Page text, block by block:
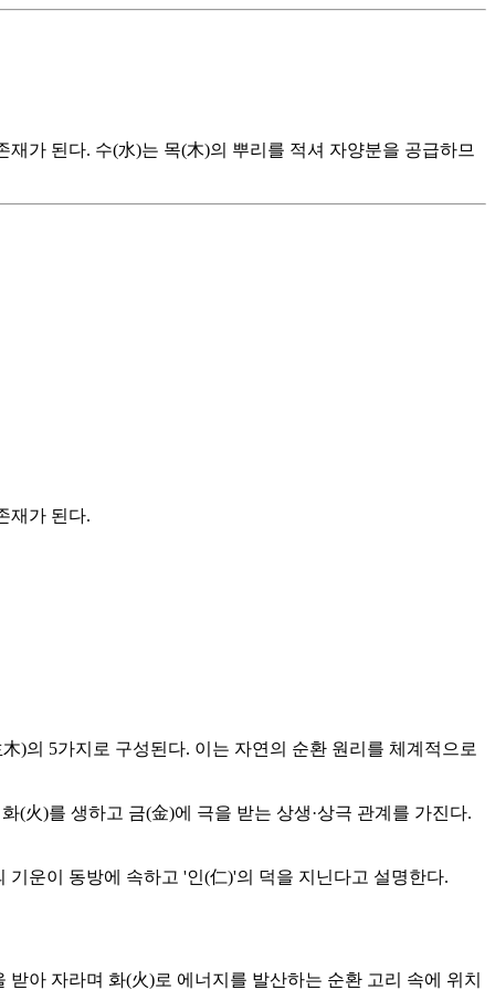
가 된다. 수(水)는 목(木)의 뿌리를 적셔 자양분을 공급하므
재가 된다.
)의 5가지로 구성된다. 이는 자연의 순환 원리를 체계적으로
(火)를 생하고 금(金)에 극을 받는 상생·상극 관계를 가진다.
운이 동방에 속하고 '인(仁)'의 덕을 지닌다고 설명한다.
아 자라며 화(火)로 에너지를 발산하는 순환 고리 속에 위치